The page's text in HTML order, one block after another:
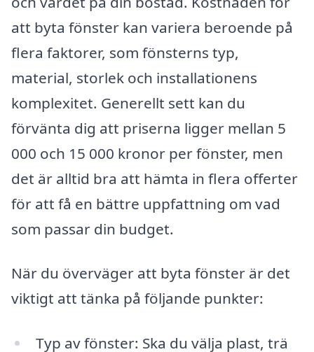
att byta fönster kan variera beroende på
flera faktorer, som fönsterns typ,
material, storlek och installationens
komplexitet. Generellt sett kan du
förvänta dig att priserna ligger mellan 5
000 och 15 000 kronor per fönster, men
det är alltid bra att hämta in flera offerter
för att få en bättre uppfattning om vad
som passar din budget.
När du överväger att byta fönster är det
viktigt att tänka på följande punkter:
Typ av fönster: Ska du välja plast, trä